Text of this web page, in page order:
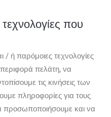
που
ή παρόμοιες τεχνολογίες
πελάτη, να
τις κινήσεις των
πληροφορίες για τους
προσωποποιήσουμε και να